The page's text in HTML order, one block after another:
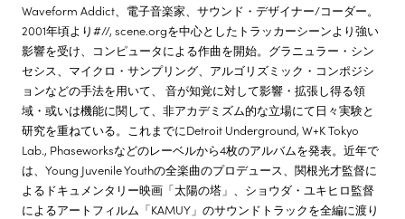
Waveform Addict、電子音楽家、サウンド・デザイナー/コーダー。
2001年頃より#//, scene.orgを中心としたトラッカーシーンより強い
影響を受け、コンピュータによる作曲を開始。グラニュラー・シン
セシス、マイクロ・サンプリング、アルゴリズミック・コンポジシ
ョンなどの手法を用いて、 音が知覚に対して影響・拡張し得る領
域・或いは機能に関して、非アカデミズム的な立場にて日々実験と
研究を重ねている。これまでにDetroit Underground, W+K Tokyo
Lab., Phaseworksなどのレーベルから4枚のアルバムを発表。近年で
は、Young Juvenile Youthの全楽曲のプロデュース、関根光才監督に
よるドキュメンタリー映画「太陽の塔」、ショウダ・ユキヒロ監督
によるアートフィルム「KAMUY」のサウンドトラックを全編に渡り